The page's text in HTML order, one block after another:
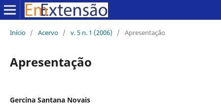
Início / Acervo / v. 5 n. 1 (2006) / Apresentação
Apresentação
Gercina Santana Novais